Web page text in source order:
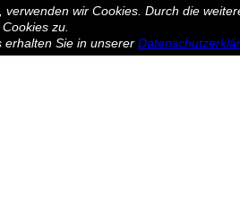
wir Cookies. Durch die
Cookies zu.
erhalten Sie in unserer